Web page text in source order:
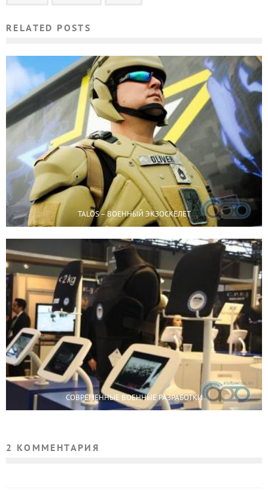
RELATED POSTS
TALOS – ВОЕННЫЙ ЭКЗОСКЕЛЕТ
СОВРЕМЕННЫЕ ВОЕННЫЕ РАЗРАБОТКИ
2 КОММЕНТАРИЯ